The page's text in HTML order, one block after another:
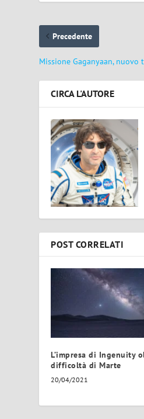
Precedente
Missione Gaganyaan, nuovo
CIRCA L'AUTORE
POST CORRELATI
L’impresa di Ingenuity
difficoltà di Marte
20/04/2021